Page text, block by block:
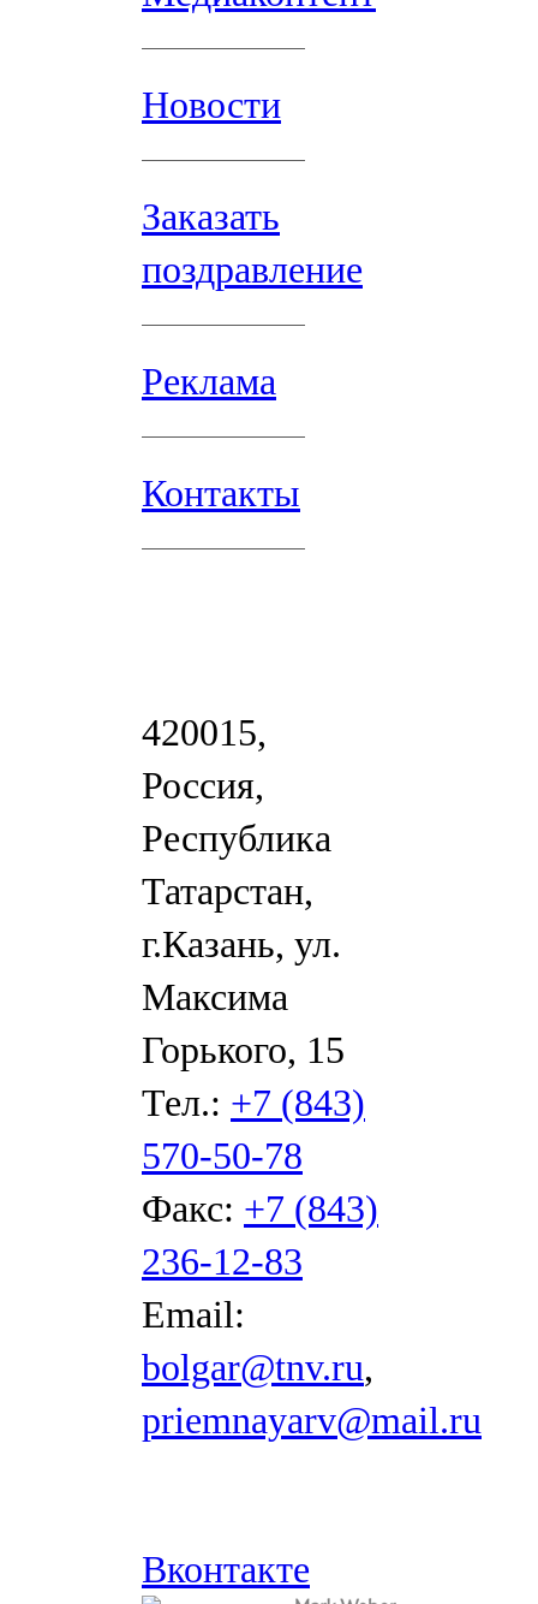
Новости
Заказать
поздравление
Реклама
Контакты
420015,
Россия,
Республика
Татарстан,
г.Казань, ул.
Максима
Горького, 15
Тел.: +7 (843)
570-50-78
Факс: +7 (843)
236-12-83
Email:
bolgar@tnv.ru,
priemnayarv@mail.ru
Вконтакте